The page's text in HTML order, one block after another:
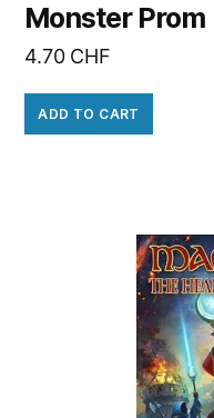
Monster Prom
4.70 CHF
ADD TO CART